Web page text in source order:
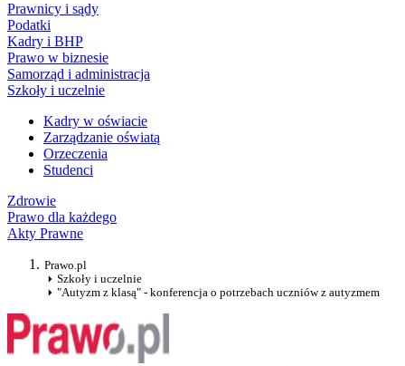
Prawnicy i sądy
Podatki
Kadry i BHP
Prawo w biznesie
Samorząd i administracja
Szkoły i uczelnie
Kadry w oświacie
Zarządzanie oświatą
Orzeczenia
Studenci
Zdrowie
Prawo dla każdego
Akty Prawne
Prawo.pl
Szkoły i uczelnie
"Autyzm z klasą" - konferencja o potrzebach uczniów z autyzmem